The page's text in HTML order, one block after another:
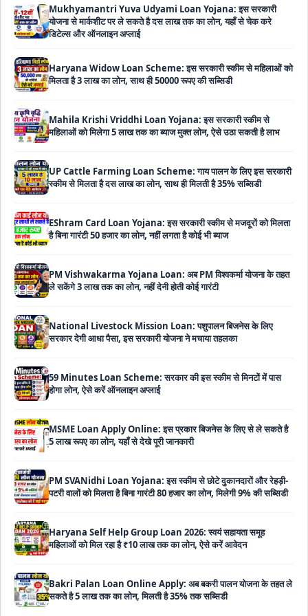
Haryana Widow Loan Scheme: इस सरकारी स्कीम से महिलाओं को
मिलता है 3 लाख का लोन, साथ ही 50000 रूपए की सब्सिडी
Mahila Krishi Vriddhi Loan Yojana: इस सरकारी स्कीम से
महिलाओं को मिलेगा 5 लाख तक का ब्याज मुक्त लोन, ऐसे उठा सकती है लाभ
UP Cattle Farming Loan Scheme: गाय पालन के लिए इस सरकारी
स्कीम से मिलता है दस लाख का लोन, साथ ही मिलती है 35% सब्सिडी
EShram Card Loan Yojana: इस सरकारी स्कीम से मजदूरों को मिलता
है बिना गारंटी 50 हजार का लोन, नहीं लगता है कोई भी ब्याज
PM Vishwakarma Yojana Loan: अब PM विश्वकर्मा योजना के तहत
ले सकेंगे 3 लाख तक का लोन, नहीं देनी होती कोई गारंटी
National Livestock Mission Loan: पशुपालन बिजनेस के लिए
सरकार देगी आधा पैसा, इस सरकारी योजना ने मचाया तहलका
59 Minutes Loan Scheme: सरकार की इस स्कीम से मिनटों में पास
होगा लोन, ऐसे करें ऑनलाइन अप्लाई
MSME Loan Apply Online: इस प्रकार बिजनेस के लिए से ले सकते है
5 लाख रूपए का लोन, यहाँ से देखे पूरी जानकारी
PM SVANidhi Loan Yojana: इस स्कीम से छोटे दुकानदारों और रेहड़ी-
पटरी वालों को मिलता है बिना गारंटी 80 हजार का लोन, मिलेगी 9% की सब्सिडी
Haryana Self Help Group Loan 2026: स्वयं सहायता समूह
महिलाओं को मिल रहा है ₹10 लाख तक का लोन, ऐसे करें आवेदन
Bakri Palan Loan Online Apply: अब बकरी पालन योजना के तहत ले
सकते है 5 लाख तक का लोन, मिलती है 35% तक सब्सिडी
SBI Animal Husbandry Loan Scheme: SBI पशुपालन लोन
योजना के फॉर्म फिर से हुए शुरू, बिना गारंटी मिलता है 1 लाख से लेकर 10 लाख